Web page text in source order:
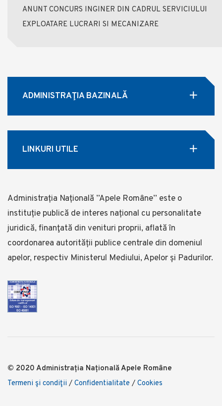
ANUNT CONCURS INGINER DIN CADRUL SERVICIULUI
EXPLOATARE LUCRARI SI MECANIZARE
ADMINISTRAŢIA BAZINALĂ
LINKURI UTILE
Administrația Națională ”Apele Române” este o
instituție publică de interes național cu personalitate
juridică, finanţată din venituri proprii, aflată în
coordonarea autorității publice centrale din domeniul
apelor, respectiv Ministerul Mediului, Apelor și Padurilor.
© 2020 Administrația Națională Apele Române
Termeni şi condiţii / Confidentialitate / Cookies